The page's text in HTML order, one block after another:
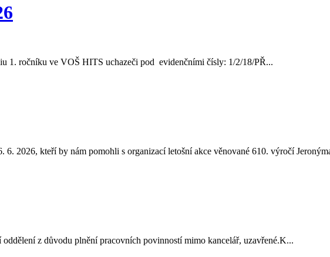
1. ročníku ve VOŠ HITS uchazeči pod evidenčními čísly: 1/2/18/PŘ...
2026, kteří by nám pomohli s organizací letošní akce věnované 610. výročí
z důvodu plnění pracovních povinností mimo kancelář, uzavřené.K...